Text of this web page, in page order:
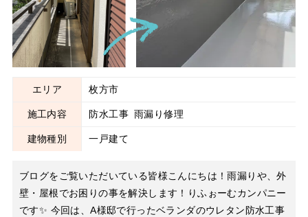
エリア 枚方市
施工内容 防水工事 雨漏り修理
建物種別 一戸建て
ブログをご覧いただいている皆様こんにちは！雨漏りや、外
壁・屋根でお困りの事を解決します！りふぉーむカンパニー
です✨ 今回は、A様邸で行ったベランダのウレタン防水工事